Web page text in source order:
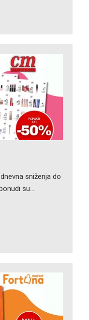
sniženja do
su…